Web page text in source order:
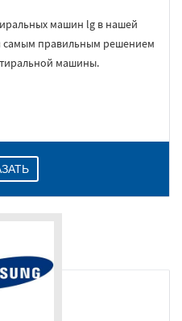
машин lg в нашей
самым правильным решением
машины.